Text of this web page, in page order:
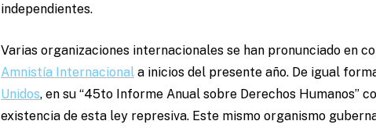
independientes.
Varias organizaciones internacionales se han pronunciado en
Amnistía Internacional a inicios del presente año. De igual
Unidos, en su “45to Informe Anual sobre Derechos Humanos”
existencia de esta ley represiva. Este mismo organismo